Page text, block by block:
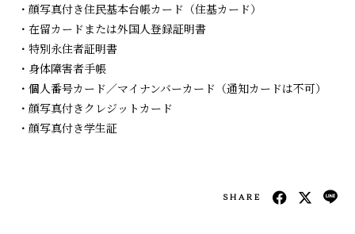
・顔写真付き住民基本台帳カード（住基カード）
・在留カードまたは外国人登録証明書
・特別永住者証明書
・身体障害者手帳
・個人番号カード／マイナンバーカード（通知カードは不可）
・顔写真付きクレジットカード
・顔写真付き学生証
SHARE